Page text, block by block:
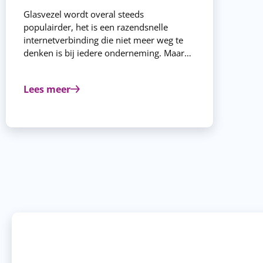
Glasvezel wordt overal steeds
populairder, het is een razendsnelle
internetverbinding die niet meer weg te
denken is bij iedere onderneming. Maar
het in deze blog.
Lees meer